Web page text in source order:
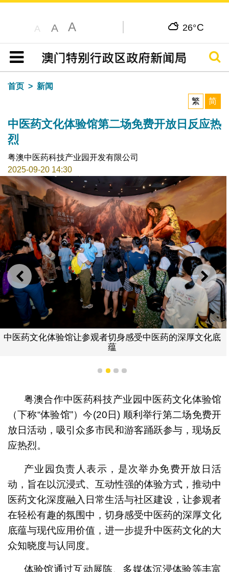
A A A 26°C
目录
搜寻
首页
新闻
繁
简
中医药文化体验馆第二场免费开放日反应热
烈
粤澳中医药科技产业园开发有限公司
2025-09-20 14:30
上一则 下一
馆让参观者切身感受中医药的深厚文化底
中医药文化
1 2 3 4
粤澳合作中医药科技产业园中医药文化体验馆
（下称“体验馆”）今(20日) 顺利举行第二场免费开
放日活动，吸引众多市民和游客踊跃参与，现场反
应热烈。
产业园负责人表示，是次举办免费开放日活
动，旨在以沉浸式、互动性强的体验方式，推动中
医药文化深度融入日常生活与社区建设，让参观者
在轻松有趣的氛围中，切身感受中医药的深厚文化
底蕴与现代应用价值，进一步提升中医药文化的大
众知晓度与认同度。
体验馆通过互动展陈、多媒体沉浸体验等丰富